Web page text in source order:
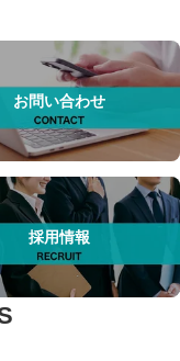
お問い合わせ
採用情報